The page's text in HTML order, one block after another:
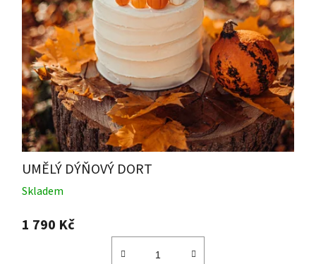
UMĚLÝ DÝŇOVÝ DORT
Skladem
1 790 Kč